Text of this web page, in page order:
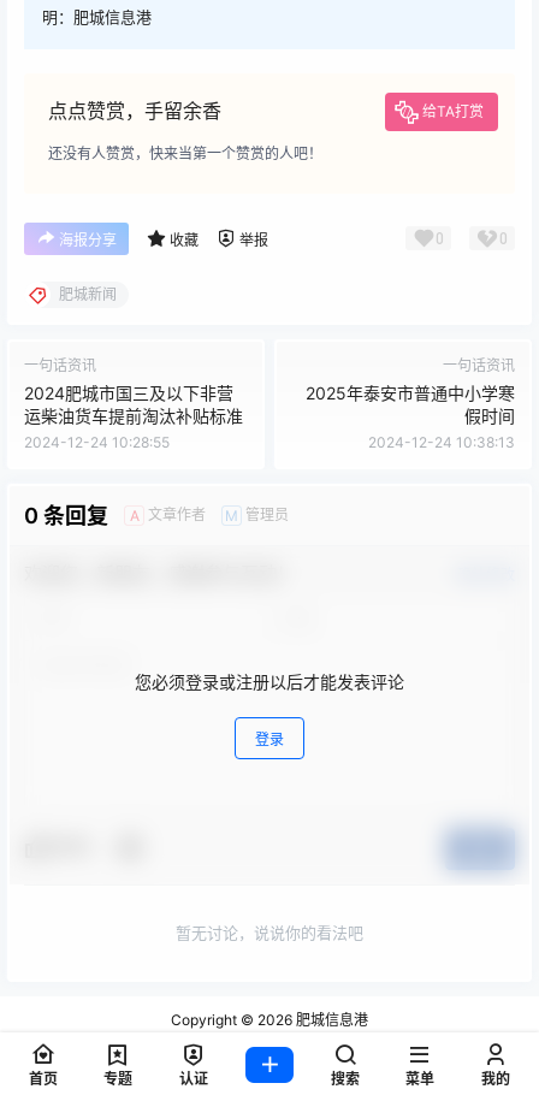
明：肥城信息港
点点赞赏，手留余香 给TA打赏
还没有人赞赏，快来当第一个赞赏的人吧！
海报分享 收藏 举报 0 0
肥城新闻
一句话资讯
2024肥城市国三及以下非营
运柴油货车提前淘汰补贴标准
2024-12-24 10:28:55
一句话资讯
2025年泰安市普通中小学寒
假时间
2024-12-24 10:38:13
0 条回复 A 文章作者 M 管理员
您必须登录或注册以后才能发表评论
登录
暂无讨论，说说你的看法吧
Copyright © 2026 肥城信息港
鲁ICP备17008972号-2
鲁公网安备 37098302000345号
首页 专题 认证 搜索 菜单 我的